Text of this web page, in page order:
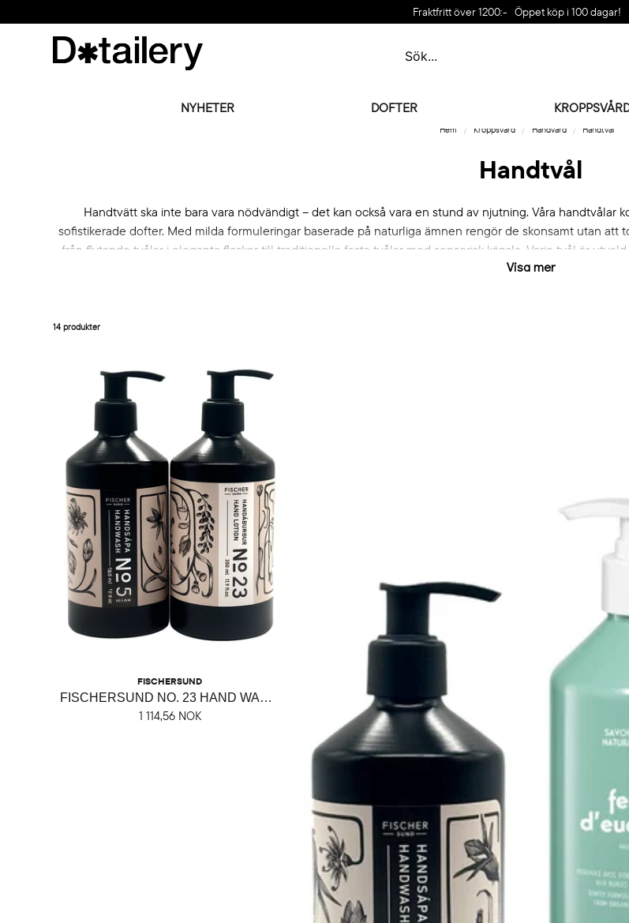
Fraktfritt över 1200:- Öppet köp i 100 dagar!
NYHETER DOFTER
Hem Kroppsvård Handvård Handtvål
Handtvål
Handtvätt ska inte bara vara nödvändigt – det kan också vara en stund av njutning. Våra
sofistikerade dofter. Med milda formuleringar baserade på naturliga ämnen rengör de skonsamt utan
från flytande tvålar i eleganta flaskor till traditionella fasta tvålar med sensorisk känsla. Varje tvål är
varje handtvätt till ett litet ögonblick i
Visa mer
14 produkter
FISCHERSUND
FISCHERSUND NO. 23 HAND WASH + HAND LOTION DUO
1 114,56 NOK